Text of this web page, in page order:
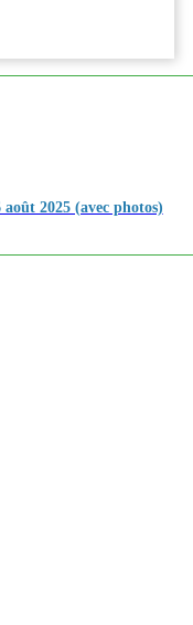
2025 (avec photos)